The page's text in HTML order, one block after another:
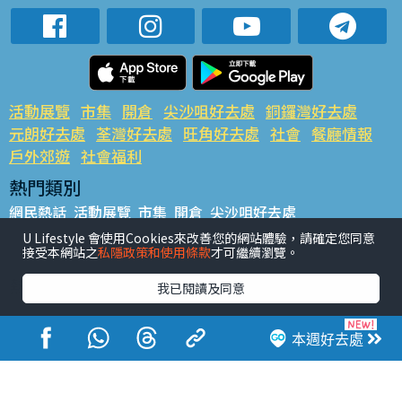
本週好去處
活動展覽 市集 開倉 尖沙咀好去處 銅鑼灣好去處
元朗好去處 荃灣好去處 旺角好去處 社會 餐廳情報
戶外郊遊 社會福利
熱門類別
網民熱話 活動展覽 市集 開倉 尖沙咀好去處
銅鑼灣好去處 元朗好去處 荃灣好去處 旺角好去處 社會
餐廳情報 戶外郊遊
熱門標籤
#UGO搵好去處 #人氣活動推介 #美食社群熱話
#親子玩樂好去處
#ULifestyle應用程式
#限時搶
#UJetso禮物放送
#ULifestyle商戶中心 #著數 #網絡熱話
U Lifestyle 會使用Cookies來改善您的網站體驗，請確定您同意
接受本網站之私隱政策和使用條款才可繼續瀏覽。
我已閱讀及同意